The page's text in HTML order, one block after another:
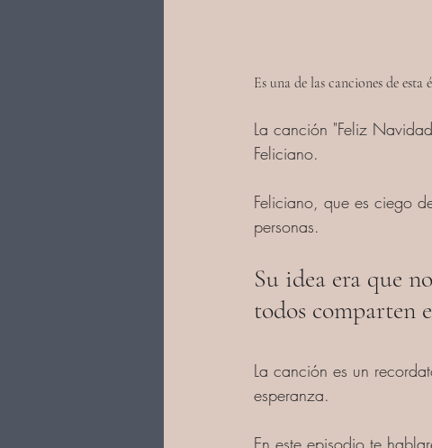
Es una de las canciones de
La canción "Feliz
Feliciano.
Feliciano, que es ciego
personas.
Su idea era que
todos comparten
La canción es un
esperanza.
En este episodio te